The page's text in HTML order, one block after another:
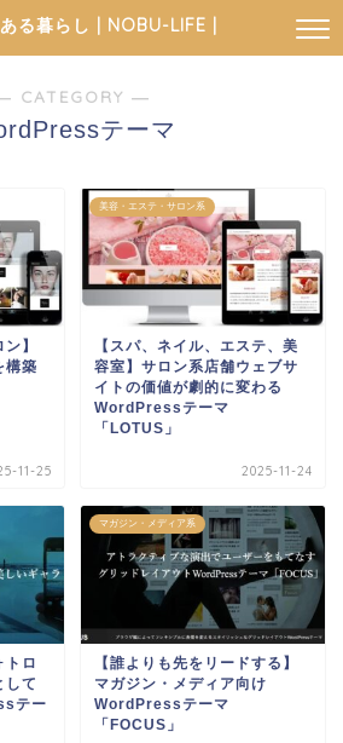
る暮らし | NOBU-LIFE |
CATEGORY ―
テーマ
】
構築
11-25
美容・エステ・サロン系
【スパ、ネイル、エステ、美
容室】サロン系店舗ウェブサ
イトの価値が劇的に変わる
WordPressテーマ
「LOTUS」
2025-11-24
トロ
して
テー
マガジン・メディア系
【誰よりも先をリードする】
マガジン・メディア向け
WordPressテーマ
「FOCUS」